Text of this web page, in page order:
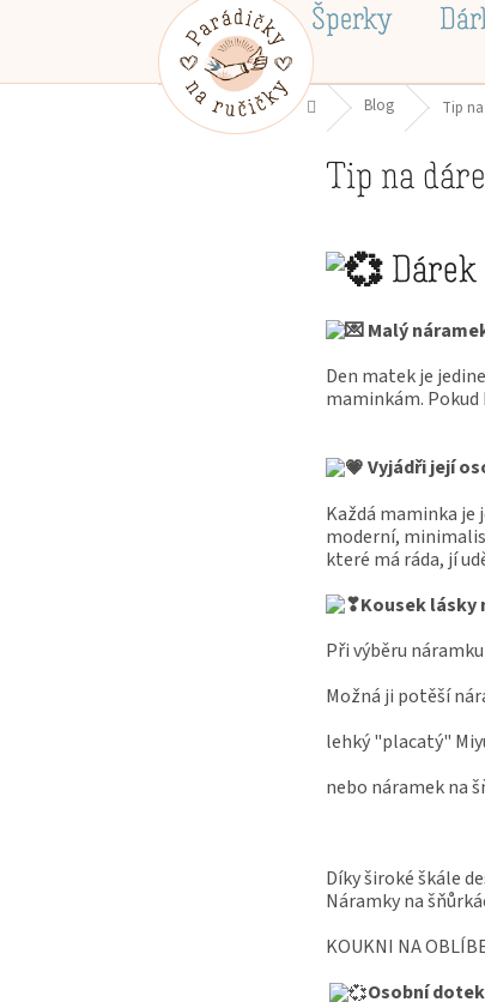
Šperky
Domů Blog Tip
Tip na
Dárek
Malý
Den matek je
maminkám.
Vyjádři její
Každá maminka je
moderní,
které má ráda, jí
Kousek lásky
Při výběru
Možná ji potěší
lehký "placatý"
nebo náramek na
Díky široké škále
Náramky na
KOUKNI NA
Osobní